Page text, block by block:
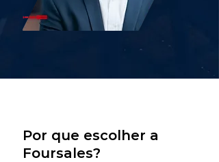
Por que escolher a
Foursales?